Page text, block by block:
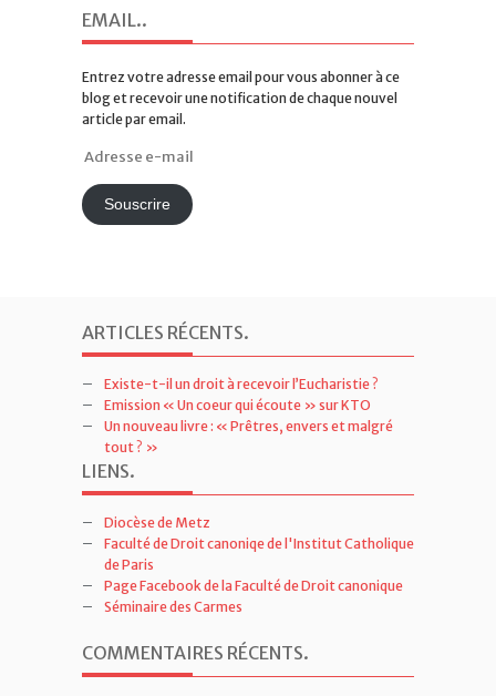
Entrez votre adresse email pour vous abonner à ce
article par email.
Adresse
mail
Existe-t-il un droit à recevoir l’Eucharistie ?
Un nouveau livre : « Prêtres, envers et malgré
tout ? »
LIENS.
Diocèse de Metz
de Paris
Page Facebook de la Faculté de Droit canonique
Séminaire des Carmes
DavindansExiste-t-il un droit à recevoir